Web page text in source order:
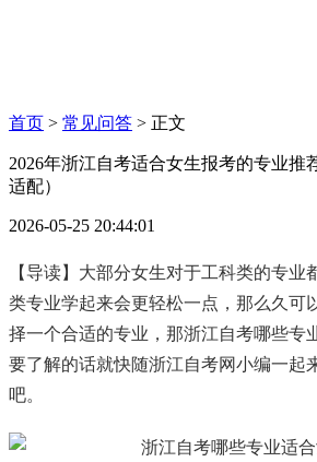
首页 > 常见问答 > 正文
2026年浙江自考适合女生报考的专业推
适配）
2026-05-25 20:44:01
【导读】大部分女生对于工科类的专业
类专业学起来会更轻松一点，那么久可
择一个合适的专业，那浙江自考哪些专
要了解的话就快随浙江自考网小编一起
吧。